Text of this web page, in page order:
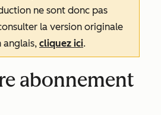
ne sont donc pas
la version originale
anglais, cliquez ici.
abonnement